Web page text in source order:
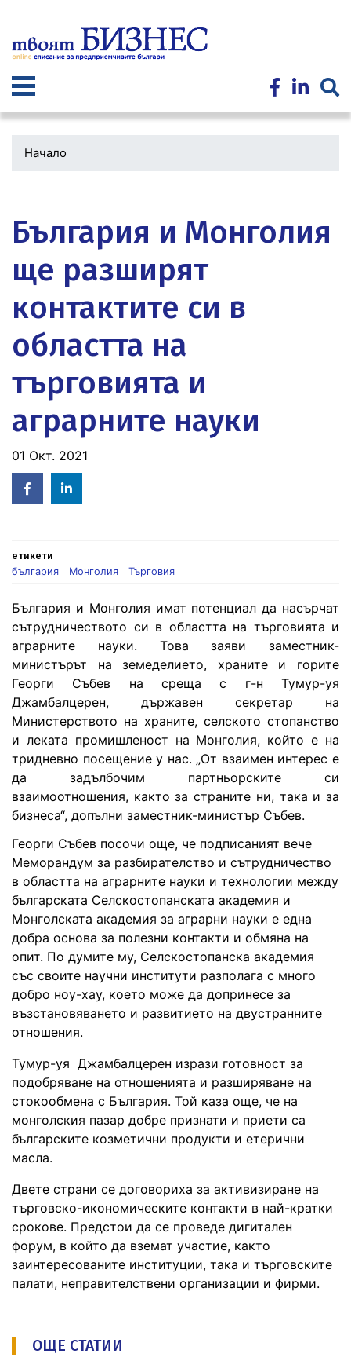
към
основното
Начало
България и Монголия
ще разширят
контактите си в
областта на
търговията и
аграрните науки
01 Окт. 2021
Facebook
in
етикети
българия
Монголия Търговия
България и Монголия имат потенциал да насърчат
сътрудничеството си в областта на търговията и
аграрните науки. Това заяви заместник-
министърът на земеделието, храните и горите
Георги Събев на среща с г-н Тумур-уя
Джамбалцерен, държавен секретар на
Министерството на храните, селското стопанство
и леката промишленост на Монголия, който е на
тридневно посещение у нас. „От взаимен интерес е
да задълбочим партньорските си
взаимоотношения, както за страните ни, така и за
бизнеса“, допълни заместник-министър Събев.
Георги Събев посочи още, че подписаният вече
Меморандум за разбирателство и сътрудничество
в областта на аграрните науки и технологии между
българската Селскостопанската академия и
Монголската академия за аграрни науки е една
добра основа за полезни контакти и обмяна на
опит. По думите му, Селскостопанска академия
със своите научни институти разполага с много
добро ноу-хау, което може да допринесе за
възстановяването и развитието на двустранните
отношения.
Тумур-уя Джамбалцерен изрази готовност за
подобряване на отношенията и разширяване на
стокообмена с България. Той каза още, че на
монголския пазар добре признати и приети са
българските козметични продукти и етерични
масла.
Двете страни се договориха за активизиране на
търговско-икономическите контакти в най-кратки
срокове. Предстои да се проведе дигитален
форум, в който да вземат участие, както
заинтересованите институции, така и търговските
палати, неправителствени организации и фирми.
ОЩЕ СТАТИИ